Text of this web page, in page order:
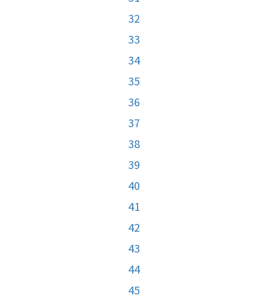
32
33
34
35
36
37
38
39
40
41
42
43
44
45